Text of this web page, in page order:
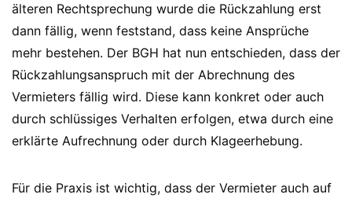
älteren Rechtsprechung wurde die Rückzahlung erst
dann fällig, wenn feststand, dass keine Ansprüche
mehr bestehen. Der BGH hat nun entschieden, dass der
Rückzahlungsanspruch mit der Abrechnung des
Vermieters fällig wird. Diese kann konkret oder auch
durch schlüssiges Verhalten erfolgen, etwa durch eine
erklärte Aufrechnung oder durch Klageerhebung.
Für die Praxis ist wichtig, dass der Vermieter auch auf